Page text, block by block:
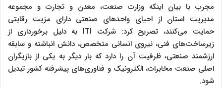
مجرب با بیان اینکه وزارت صنعت، معدن و تجارت و مجموعه
مدیریت استان از احیای واحدهای صنعتی دارای مزیت رقابتی
حمایت می‌کنند، تصریح کرد: شرکت ITI به دلیل برخورداری از
زیرساخت‌های فنی، نیروی انسانی متخصص، دانش انباشته و سابقه
ارزشمند صنعتی، ظرفیت آن را دارد که بار دیگر به یکی از بازیگران
اصلی صنعت مخابرات، الکترونیک و فناوری‌های پیشرفته کشور تبدیل
شود.